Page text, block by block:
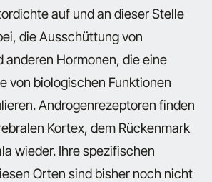
auf und an dieser Stelle
die Ausschüttung von
anderen Hormonen, die eine
von biologischen Funktionen
Androgenrezeptoren finden
Kortex, dem Rückenmark
wieder. Ihre spezifischen
Orten sind bisher noch nicht